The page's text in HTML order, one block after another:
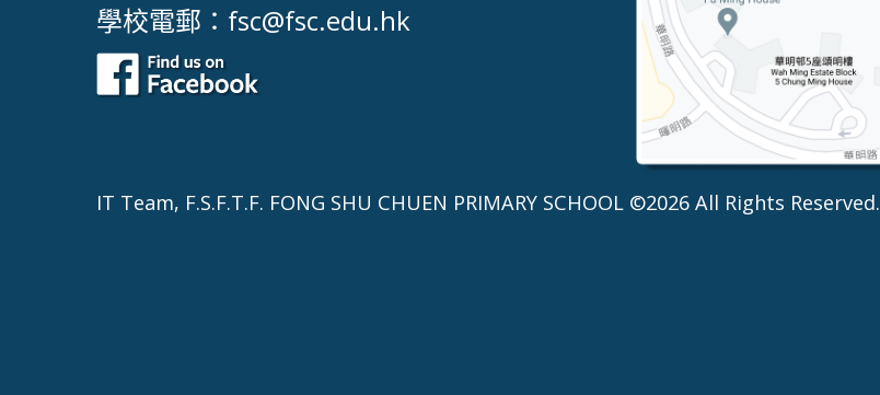
學校電郵： fsc@fsc.edu.hk
IT Team, F.S.F.T.F. FONG SHU CHUEN PRIMARY SCHOOL ©2026 All Rights Reserved.